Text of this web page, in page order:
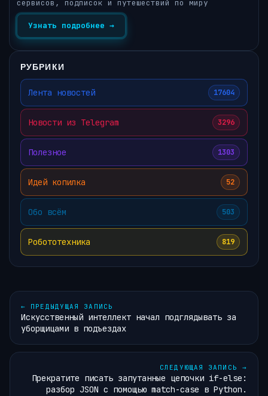
сервисов, подписок и путешествий по миру
Узнать подробнее →
РУБРИКИ
Лента новостей 17604
Новости из Telegram 3296
Полезное 1303
Идей копилка 52
Обо всём 503
Робототехника 819
← ПРЕДЫДУЩАЯ ЗАПИСЬ
Искусственный интеллект начал подглядывать за
уборщицами в подъездах
СЛЕДУЮЩАЯ ЗАПИСЬ →
Прекратите писать запутанные цепочки if-else:
разбор JSON с помощью match-case в Python.